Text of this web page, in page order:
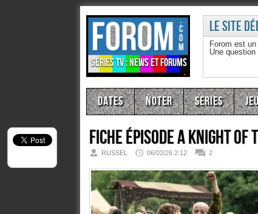
Séries TV : news et forums
Le site
Forom est
Une question
Dates Noter Series
Fiche épisodeA Knight of
RUSSEL 06/02/26 2:12 2